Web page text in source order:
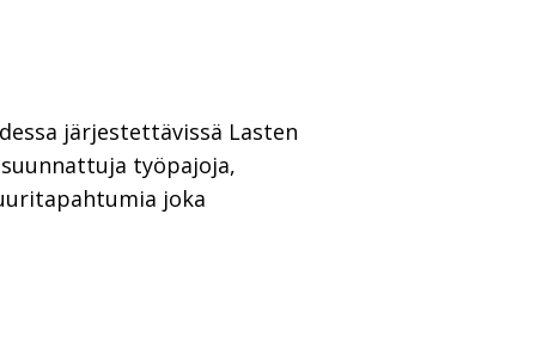
järjestettävissä Lasten
työpajoja,
joka